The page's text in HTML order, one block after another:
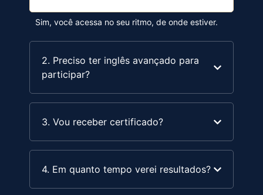
Sim, você acessa no seu ritmo, de onde estiver.
2. Preciso ter inglês avançado para
participar?
3. Vou receber certificado?
4. Em quanto tempo verei resultados?